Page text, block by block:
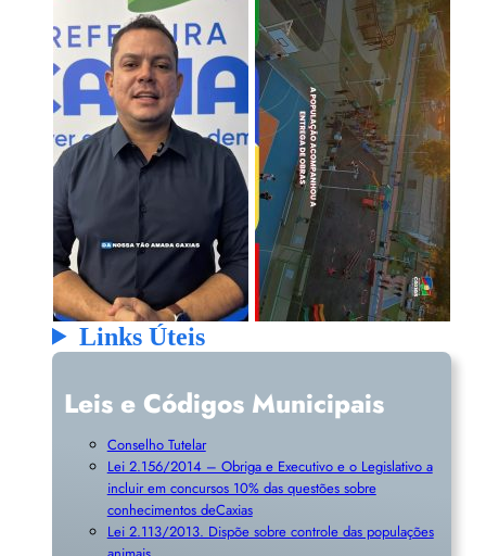
Links Úteis
Leis e Códigos Municipais
Conselho Tutelar
Lei 2.156/2014 – Obriga e Executivo e o Legislativo a
incluir em concursos 10% das questões sobre
conhecimentos deCaxias
Lei 2.113/2013. Dispõe sobre controle das populações